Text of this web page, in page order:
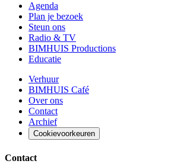
Agenda
Plan je bezoek
Steun ons
Radio & TV
BIMHUIS Productions
Educatie
Verhuur
BIMHUIS Café
Over ons
Contact
Archief
Cookievoorkeuren
Contact